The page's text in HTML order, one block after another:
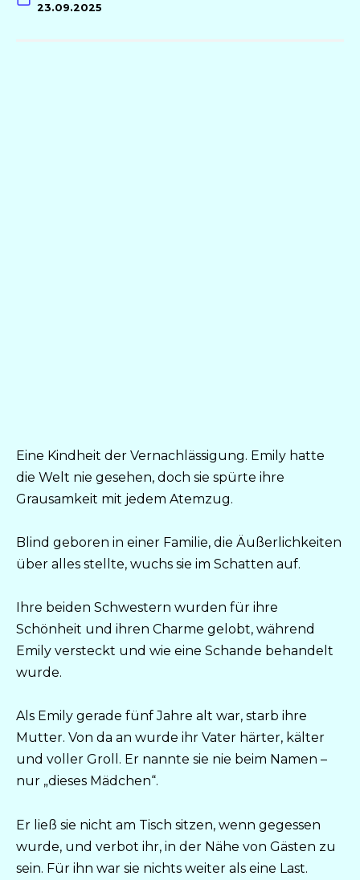
23.09.2025
Eine Kindheit der Vernachlässigung. Emily hatte
die Welt nie gesehen, doch sie spürte ihre
Grausamkeit mit jedem Atemzug.
Blind geboren in einer Familie, die Äußerlichkeiten
über alles stellte, wuchs sie im Schatten auf.
Ihre beiden Schwestern wurden für ihre
Schönheit und ihren Charme gelobt, während
Emily versteckt und wie eine Schande behandelt
wurde.
Als Emily gerade fünf Jahre alt war, starb ihre
Mutter. Von da an wurde ihr Vater härter, kälter
und voller Groll. Er nannte sie nie beim Namen –
nur „dieses Mädchen“.
Er ließ sie nicht am Tisch sitzen, wenn gegessen
wurde, und verbot ihr, in der Nähe von Gästen zu
sein. Für ihn war sie nichts weiter als eine Last.